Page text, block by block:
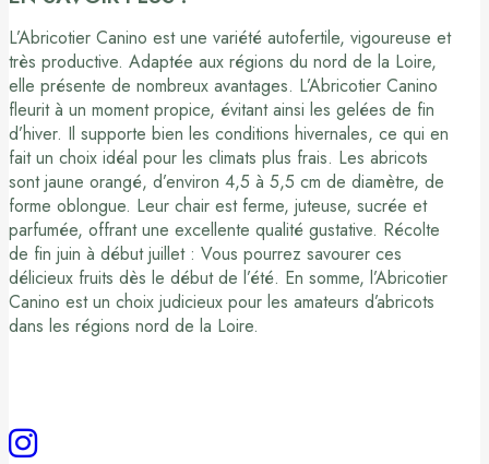
L’Abricotier Canino est une variété autofertile, vigoureuse et
très productive. Adaptée aux régions du nord de la Loire,
elle présente de nombreux avantages. L’Abricotier Canino
fleurit à un moment propice, évitant ainsi les gelées de fin
d’hiver. Il supporte bien les conditions hivernales, ce qui en
fait un choix idéal pour les climats plus frais. Les abricots
sont jaune orangé, d’environ 4,5 à 5,5 cm de diamètre, de
forme oblongue. Leur chair est ferme, juteuse, sucrée et
parfumée, offrant une excellente qualité gustative. Récolte
de fin juin à début juillet : Vous pourrez savourer ces
délicieux fruits dès le début de l’été. En somme, l’Abricotier
Canino est un choix judicieux pour les amateurs d’abricots
dans les régions nord de la Loire.